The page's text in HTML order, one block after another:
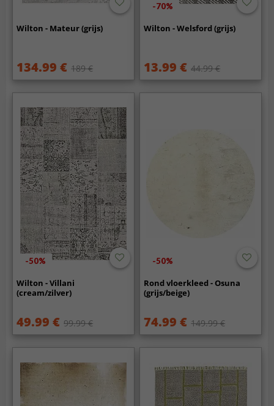
Wilton - Mateur (grijs)
134.99 € 189 €
-70%
Wilton - Welsford (grijs)
13.99 € 44.99 €
-50%
Wilton - Villani
(cream/zilver)
49.99 € 99.99 €
-50%
Rond vloerkleed - Osuna
(grijs/beige)
74.99 € 149.99 €